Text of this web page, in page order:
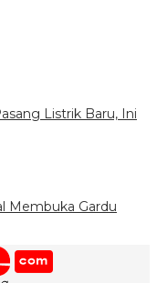
Listrik Baru, Ini
Membuka Gardu